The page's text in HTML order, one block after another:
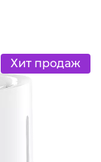
Хит продаж